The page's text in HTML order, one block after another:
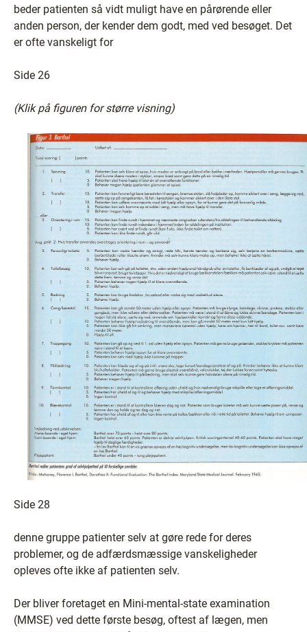
beder patienten så vidt muligt have en pårørende eller
anden person, der kender dem godt, med ved besøget. Det
er ofte vanskeligt for
Side 26
(Klik på figuren for større visning)
Side 28
denne gruppe patienter selv at gøre rede for deres
problemer, og de adfærdsmæssige vanskeligheder
opleves ofte ikke af patienten selv.
Der bliver foretaget en Mini-mental-state examination
(MMSE) ved dette første besøg, oftest af lægen, men